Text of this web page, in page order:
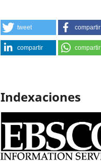
tweet compartir
compartir compartir
Indexaciones